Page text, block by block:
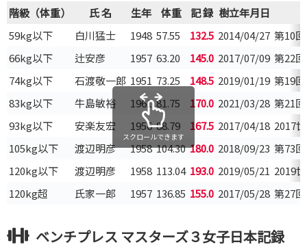
階級（体重） 氏 名 生年 体重 記 録 樹立年月日
59kg以下
白川猛士 1948 57.55 132.5 2014/04/27 第10
66kg以下
辻安彦 1957 63.20 145.0 2017/07/09 第22
74kg以下
石渡敬一郎 1951 73.25 148.5 2019/01/19 第19
83kg以下
牛島敏裕 1961 81.75 170.0 2021/03/28 第21
93kg以下
安楽友宏 1956 88.79 167.5 2017/04/18 2017
105kg以下
渡辺明彦 1958 104.30 180.0 2018/09/23 第73
120kg以下
渡辺明彦 1958 113.04 193.0 2019/05/21 2019
120kg超
氏家一郎 1957 136.85 155.0 2017/05/28 第27
スクロールできます
ベンチプレス マスターズ３女子日本記録